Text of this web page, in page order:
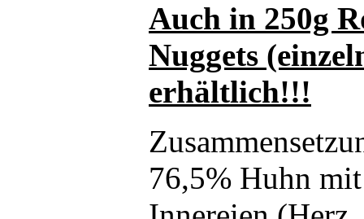
Auch in 250g
Nuggets
erhältlich!!!
76,5% Huhn